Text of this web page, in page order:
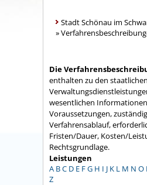
Stadt Schönau im
»
Die
enthalten zu den staatlichen
wesentlichen
Voraussetzungen,
Verfahrensablauf,
Fristen/Dauer, Kosten/
Rechtsgrundlage.
Leistungen
A BC D E FG H I J K L M N O
Z